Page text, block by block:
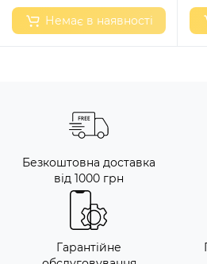
Немає в наявності
Безкоштовна доставка
від 1000 грн
Гарантійне